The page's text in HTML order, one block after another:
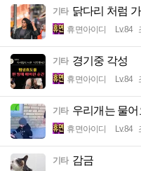
기타 닭다리 처럼
휴면아이디 Lv.84
기타 경기중 각성
휴면아이디 Lv.84
기타 우리개는 물어
휴면아이디 Lv.84
기타 감금